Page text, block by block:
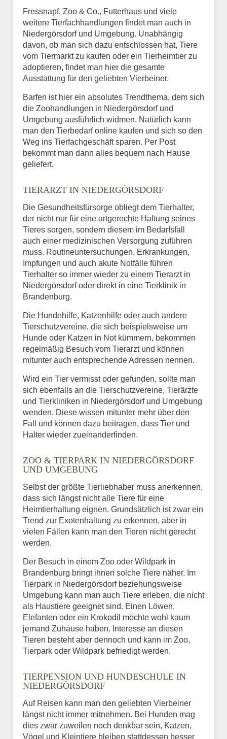
Fressnapf, Zoo & Co., Futterhaus und viele
weitere Tierfachhandlungen findet man auch in
Niedergörsdorf und Umgebung. Unabhängig
davon, ob man sich dazu entschlossen hat, Tiere
vom Tiermarkt zu kaufen oder ein Tierheimtier zu
adoptieren, findet man hier die gesamte
Ausstattung für den geliebten Vierbeiner.
Barfen ist hier ein absolutes Trendthema, dem sich
die Zoohandlungen in Niedergörsdorf und
Umgebung ausführlich widmen. Natürlich kann
man den Tierbedarf online kaufen und sich so den
Weg ins Tierfachgeschäft sparen. Per Post
bekommt man dann alles bequem nach Hause
geliefert.
TIERARZT IN NIEDERGÖRSDORF
Die Gesundheitsfürsorge obliegt dem Tierhalter,
der nicht nur für eine artgerechte Haltung seines
Tieres sorgen, sondern diesem im Bedarfsfall
auch einer medizinischen Versorgung zuführen
muss. Routineuntersuchungen, Erkrankungen,
Impfungen und auch akute Notfälle führen
Tierhalter so immer wieder zu einem Tierarzt in
Niedergörsdorf oder direkt in eine Tierklinik in
Brandenburg.
Die Hundehilfe, Katzenhilfe oder auch andere
Tierschutzvereine, die sich beispielsweise um
Hunde oder Katzen in Not kümmern, bekommen
regelmäßig Besuch vom Tierarzt und können
mitunter auch entsprechende Adressen nennen.
Wird ein Tier vermisst oder gefunden, sollte man
sich ebenfalls an die Tierschutzvereine, Tierärzte
und Tierkliniken in Niedergörsdorf und Umgebung
wenden. Diese wissen mitunter mehr über den
Fall und können dazu beitragen, dass Tier und
Halter wieder zueinanderfinden.
ZOO & TIERPARK IN NIEDERGÖRSDORF
UND UMGEBUNG
Selbst der größte Tierliebhaber muss anerkennen,
dass sich längst nicht alle Tiere für eine
Heimtierhaltung eignen. Grundsätzlich ist zwar ein
Trend zur Exotenhaltung zu erkennen, aber in
vielen Fällen kann man den Tieren nicht gerecht
werden.
Der Besuch in einem Zoo oder Wildpark in
Brandenburg bringt ihnen solche Tiere näher. Im
Tierpark in Niedergörsdorf beziehungsweise
Umgebung kann man auch Tiere erleben, die nicht
als Haustiere geeignet sind. Einen Löwen,
Elefanten oder ein Krokodil möchte wohl kaum
jemand Zuhause haben. Interesse an diesen
Tieren besteht aber dennoch und kann im Zoo,
Tierpark oder Wildpark befriedigt werden.
TIERPENSION UND HUNDESCHULE IN
NIEDERGÖRSDORF
Auf Reisen kann man den geliebten Vierbeiner
längst nicht immer mitnehmen. Bei Hunden mag
dies zwar zuweilen noch denkbar sein, Katzen,
Vögel und Kleintiere bleiben stattdessen besser